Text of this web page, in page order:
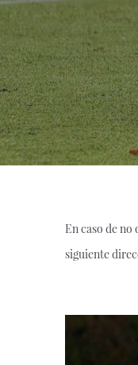
En caso de
siguiente